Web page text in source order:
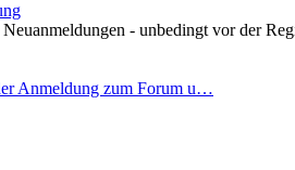
- unbedingt vor der
Anmeldung zum Forum u…